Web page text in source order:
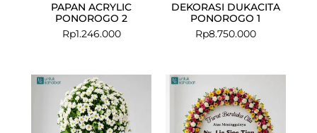
PAPAN ACRYLIC
PONOROGO 2
Rp1.246.000
DEKORASI DUKACITA
PONOROGO 1
Rp8.750.000